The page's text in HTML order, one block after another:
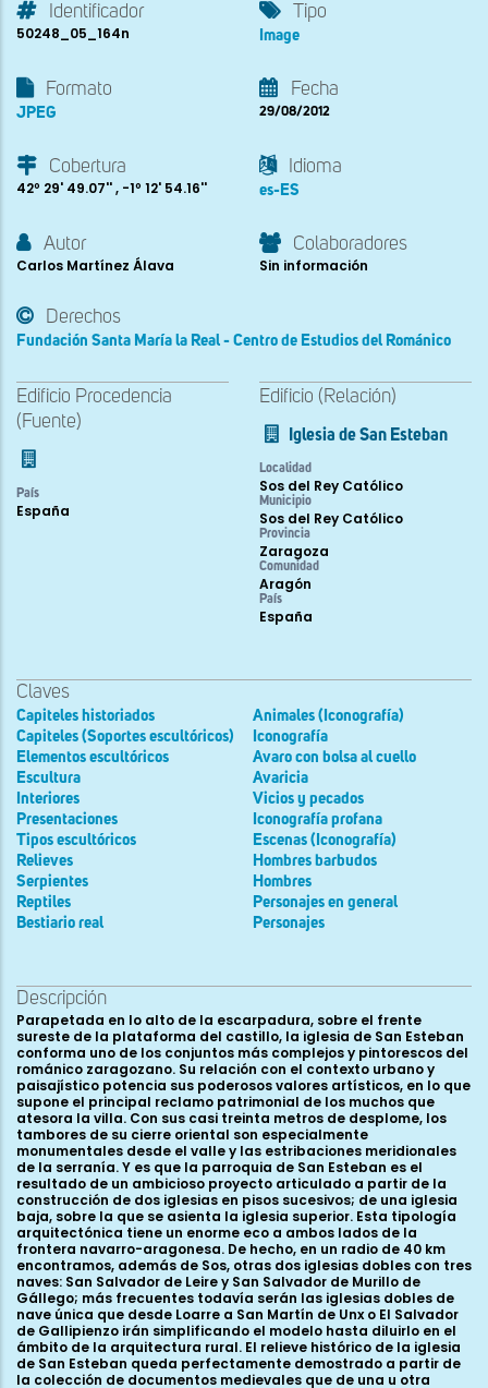
Identificador
50248_05_164n
Tipo
Image
Formato
JPEG
Fecha
29/08/2012
Cobertura
42º 29' 49.07'' , -1º 12' 54.16''
Idioma
es-ES
Autor
Carlos Martínez Álava
Colaboradores
Sin información
Derechos
Fundación Santa María la Real - Centro de Estudios del Románico
Edificio Procedencia
(Fuente)
País
España
Edificio (Relación)
Iglesia de San Esteban
Localidad
Sos del Rey Católico
Municipio
Sos del Rey Católico
Provincia
Zaragoza
Comunidad
Aragón
País
España
Claves
Capiteles historiados
Capiteles (Soportes escultóricos)
Elementos escultóricos
Escultura
Interiores
Presentaciones
Tipos escultóricos
Relieves
Serpientes
Reptiles
Bestiario real
Animales (Iconografía)
Iconografía
Avaro con bolsa al cuello
Avaricia
Vicios y pecados
Iconografía profana
Escenas (Iconografía)
Hombres barbudos
Hombres
Personajes en general
Personajes
Descripción
Parapetada en lo alto de la escarpadura, sobre el frente sureste de la plataforma del castillo, la iglesia de San Esteban conforma uno de los conjuntos más complejos y pintorescos del románico zaragozano. Su relación con el contexto urbano y paisajístico potencia sus poderosos valores artísticos, en lo que supone el principal reclamo patrimonial de los muchos que atesora la villa. Con sus casi treinta metros de desplome, los tambores de su cierre oriental son especialmente monumentales desde el valle y las estribaciones meridionales de la serranía. Y es que la parroquia de San Esteban es el resultado de un ambicioso proyecto articulado a partir de la construcción de dos iglesias en pisos sucesivos; de una iglesia baja, sobre la que se asienta la iglesia superior. Esta tipología arquitectónica tiene un enorme eco a ambos lados de la frontera navarro-aragonesa. De hecho, en un radio de 40 km encontramos, además de Sos, otras dos iglesias dobles con tres naves: San Salvador de Leire y San Salvador de Murillo de Gállego; más frecuentes todavía serán las iglesias dobles de nave única que desde Loarre a San Martín de Unx o El Salvador de Gallipienzo irán simplificando el modelo hasta diluirlo en el ámbito de la arquitectura rural. El relieve histórico de la iglesia de San Esteban queda perfectamente demostrado a partir de la colección de documentos medievales que de una u otra forma nos ha legado. Nos encontramos ante una institución religiosa que tuvo un especial protagonismo entre los siglos XI y XIII. Buena parte del corpus documental proviene del archivo parroquial: el llamado Cartoral de la iglesia de San Esteban es el que recoge los documentos más antiguos, hasta aproximadamente 1129. Fue publicado por Galindo Romeo en los años veinte del siglo pasado; recientemente Elena Piedrafita ha transcrito el resto de instrumentos parroquiales de los siglos XII y XIII, y ha reconstruido la historia patrimonial de la institución. El resto de la documentación proviene, entre otros, de los archivos reales de Aragón y Navarra, del diocesano de Pamplona, del archivo del cercano monasterio de Leire y del Cartulario de Santa María de Uncastillo. Veamos detenidamente qué datos seguros podemos obtener de este rico corpus documental. Por la iglesia de Sos sostuvieron litigio, a partir de los últimos años del siglo XI los obispados de Pamplona y Jaca-Huesca. Al parecer sus diezmos eran percibidos, desde la fundación de la iglesia, por el monasterio de Leire y el obispado de Pamplona. Son numerosos los documentos que, falsos, interpolados o verdaderos, confirman tal vinculación. De entre los instrumentos conservados, una de las referencias más antiguas a la iglesia de Sos aparece en uno de estos documentos: en 1087, Sancho Ramírez confirma las propiedades del obispado de Pamplona. Entre tales propiedades aparecen Ecclesias etiam de Sos. En el Cartoral, en la actualidad perdido, hay referencias anteriores en el tiempo. Esta compilación es importante para valorar la historia del templo y su implantación en la comarca. Lamentablemente su desaparición nos ha dejado sólo con la transcripción realizada en los años 20 del siglo pasado. Para su completa comprensión sería imprescindible un estudio científico que aclarara algunos de los problemas, tanto cronológicos como onomásticos y de autoría que presenta. Tal y como lo leyó Galindo, la recopilación documental la inició Garcia Garceiç en 1059, quando feci ego istas casas propter amorem Dei et Sancti Stefani. En sus primeras líneas el supuesto autor de la copia cita la advocación completa del templo y el tesoro que guarecía: Hec est cartorarium Sancti Saluatoris et Sancti Stefani siue omnium reliquiarum qui ibi sunt. Para esa fecha el cercano monasterio de San Salvador de Leire ya mostraba a los peregrinos sus reliquias en la recién erigida iglesia baja. Tradicionalmente se ha considerado esa fecha como la de fundación del establecimiento monástico, como la primera data del compendio documental. Quizá sea así. Lo que no puede ser es que sea la fecha de la trascripción del repertorio, ya que los demás documentos parecen claramente posteriores. Lamentablemente sólo uno refiere su fecha de redacción: 1081; el último se puede situar entre 1119 y 1130. En estas referencias más tardías, aunque quizá antes de 1129, es cuando suponemos que se pudo compilar el Cartoral. Ante la ausencia de dataciones y escatocolos, los nombres de los donantes son fundamentales para ordenar la documentación. Y hay uno que se repite en el folio 2º y en el último (5º). El primero comienza con Et intrauit Garcia Furtugnonis et misit sua casa...; el otro cita a un Garsia Fortuniones archidiacono. No hay nada que nos impida pensar que se trata de la misma persona. ¿Se refiere ese intrauit a su toma de posesión como rector de la abadía? Es posible. Un instrumento del Cartulario de Santa María de Uncastillo se firmó in anno quando fuit Sancte Stephane traduto ad senior García Fertignons archidiacono. Vemos pues que la toma de posesión del senior García fue un acontecimiento de primer orden para la comarca. ¿Cuando se produjo? Poco podemos abundar en ese extremo. En 1107, la documentación de la catedral de Pamplona cita al primer eclesiástico de nombre conocido y con responsabilidad en San Esteban: es Garsias Sossensis prior. Es decir, García prior de Sos. ¿Es también este eclesiástico el Fortuniones? Así lo entendió por ejemplo Martín Duque, cuando lo identifica, en un documento sin fecha de Uncastillo, con el prior domno Garsia, similiter archidiacono. Y es que tal personaje era verdaderamente relevante. Citemos los demás datos conocidos de su actividad. Debía de estar muy unido a la catedral de Pamplona. En su archivo se guarda un documento en el que con el cargo de arcediano, “dona un campo a Santa María de Pamplona que le nutrió”. Ya en 1119 aparece junto al rey Alfonso I el Batallador entre los testigos de una importante donación tras la conquista de Tudela. Se le cita ya entonces como Garsias Fortuniones archidiaconus de Sos. Entre los beneficios concretos obtenidos en sus andanzas por el valle del Ebro conocemos uno patrimonial. Así, en 1127 se documenta su dominio sobre la abadía de Murel al norte de Zaragoza. Como arcediano de la Valdonsella, dentro del cabildo de la catedral de Pamplona, ejercía un papel rector en toda la comarca, por encima del prior y el cabildo de Santa María de Uncastillo. Estaba muy próximo a los obispos pamploneses; en un documento de Uncastillo se le cita como ayudante y colaborador de Guillermo (1116-1123); en otro de 1129 aparece en el séquito de Sancho (1122- 1142). En consecuencia, más allá del patrimonio concreto de la abadía, García Fortuniones disponía de unos recursos importantes, tanto por su dignidad dentro de la catedral de Pamplona, como por su papel en la reconquista y en el entorno de Alfonso el Batallador. Su testamento dejó sus propiedades de Sos a la abadía de San Esteban, en su advocación de San Salvador. Se citan una casa, cuatro viñas, cuatro piezas, un huerto y otro terreno, “para que San Salvador las posea enteras y libres a través de los siglos, por su alma, para que se le dedique una parte de las oraciones que allí fueran dichas por los siglos de los siglos. Amen”. En consecuencia, podemos concluir que, en un momento clave de su historia, la abadía de San Esteban de Sos estuvo, por un lado, en la órbita del obispado de Pamplona y su nueva catedral, y, por otro, en el entorno de Alfonso el Batallador y la reconquista de Tudela y Zaragoza, con las enormes riquezas que su ocupación llevó a manos cristianas. Incluso conservamos documentos que relatan cómo Sos acogió en ocasiones al propio rey. Sabemos, por ejemplo, que Alfonso el Batallador pasó en diciembre de 1129 unos días en la villa, reponiéndose de una leve enfermedad. Aprovechó su estancia para otorgar a los clérigos de Sos carta de ingenuidad y franquicia, tal y como habían hecho antes su padre y su hermano. ¿No depositaría esta u otras veces también aportes dinerarios contantes y sonantes? Entonces, como archidiácono figura ya Berenger Fortunons; poco después el rector de la comunidad será Enneco Fortuniones. Sólo unos años después, entre 1134 y 1137, se sigue documentando el interés de los reyes por potenciar la villa y sus defensas. De esos años, data la reforma del castillo que Ramiro II encomendó al Maestro Jordán. Después, ya en el último cuarto del XII y los primeros años del XIII, será prior y abad de San Esteban Pedro de la Peza. En esa época conocemos los primeros datos concretos de la organización de la comunidad de San Esteban; estaba integrada por diez clérigos, cinco diáconos y un subdiácono. Durante su mandato crecerá otra vez el patrimonio de la abadía, especialmente tras la donación de Sossito. Elena Piedrafita considera que para entonces la abadía de Sos había completado ya su patrimonio, observándose un evidente estancamiento, iniciado ya en el siglo anterior. Finalmente los clérigos se desentenderán de la explotación directa de los bienes de la abadía, cediéndolos en bloque a particulares, mediante el cobro de una elevada compensación monetaria. Las inscripciones epigráficas son otra fuente relevante de información documental. La primera que puede ilustrar la historia de la iglesia se encuentra en la galería abierta a los pies de la iglesia baja. Sobre una cruz inscrita en un disco, similar a otras que se distribuyen en todo el espacio, se lee STEFANIA. Desde el punto de vista cronológico, Cabañero y Escribano la han situado entre los siglos XII y XIII. Como las demás cruces, su finalidad sería también funeraria. Junto con otro rótulo de identificación de una de las figuras de las jambas, se ha relacionado desde antiguo con la reina Estefanía, esposa de García el de Nájera, hijo a su vez de Sancho, el Mayor (Galindo Romeo, 1929). Esta identificación ha supuesto la ayuda de la reina a la construcción del templo, una ayuda con respecto a la cual carecemos de evidencia documental. Sin embargo,